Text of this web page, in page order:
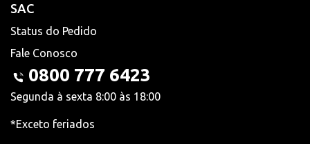
SAC
Status do Pedido
Fale Conosco
0800 777 6423
Segunda à sexta 8:00 às 18:00
*Exceto feriados